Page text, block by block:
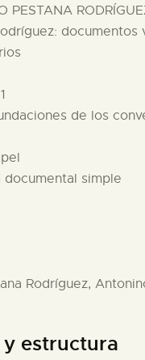
PESTANA
documentos
de los
documental simple
Rodríguez,
estructura